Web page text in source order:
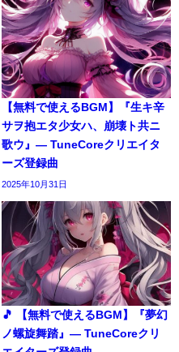
【無料で使えるBGM】『生キ辛
サヲ抱エタ少女ハ、崩壊ト共ニ
歌ウ』― TuneCoreクリエイタ
ーズ登録曲
2025年10月31日
🎵 【無料で使えるBGM】『夢幻
ノ螺旋舞踏』― TuneCoreクリ